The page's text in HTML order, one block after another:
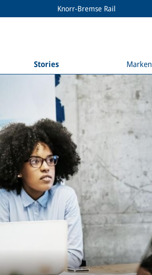
Knorr-Bremse Rail
Stories Marken